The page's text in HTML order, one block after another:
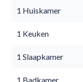
1 Huiskamer
1 Keuken
1 Slaapkamer
1 Badkamer